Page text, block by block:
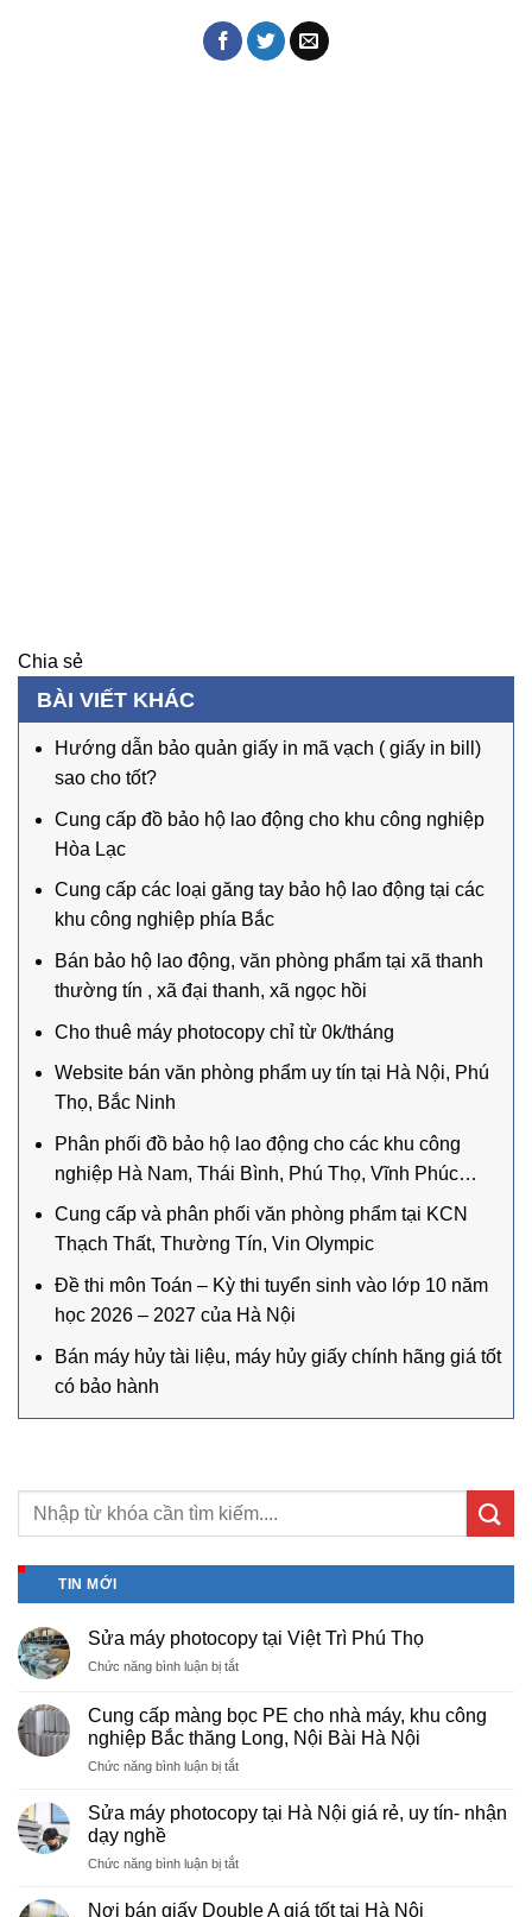
Chia sẻ
BÀI VIẾT KHÁC
Hướng dẫn bảo quản giấy in mã vạch ( giấy in bill)
sao cho tốt?
Cung cấp đồ bảo hộ lao động cho khu công nghiệp
Hòa Lạc
Cung cấp các loại găng tay bảo hộ lao động tại các
khu công nghiệp phía Bắc
Bán bảo hộ lao động, văn phòng phẩm tại xã thanh
thường tín , xã đại thanh, xã ngọc hồi
Cho thuê máy photocopy chỉ từ 0k/tháng
Website bán văn phòng phẩm uy tín tại Hà Nội, Phú
Thọ, Bắc Ninh
Phân phối đồ bảo hộ lao động cho các khu công
nghiệp Hà Nam, Thái Bình, Phú Thọ, Vĩnh Phúc…
Cung cấp và phân phối văn phòng phẩm tại KCN
Thạch Thất, Thường Tín, Vin Olympic
Đề thi môn Toán – Kỳ thi tuyển sinh vào lớp 10 năm
học 2026 – 2027 của Hà Nội
Bán máy hủy tài liệu, máy hủy giấy chính hãng giá tốt
có bảo hành
TIN MỚI
Sửa máy photocopy tại Việt Trì Phú Thọ
Chức năng bình luận bị tắtở
photocopy
tại
Việt
Phú
Thọ
Cung cấp màng bọc PE cho nhà máy, khu công
nghiệp Bắc thăng Long, Nội Bài Hà Nội
Chức năng bình luận bị tắtở
màng
PE
nhà
Sửa máy photocopy tại Hà Nội giá rẻ, uy tín- nhận
dạy nghề
Chức năng bình luận bị tắtở
máy
Nơi bán giấy Double A giá tốt tại Hà Nội